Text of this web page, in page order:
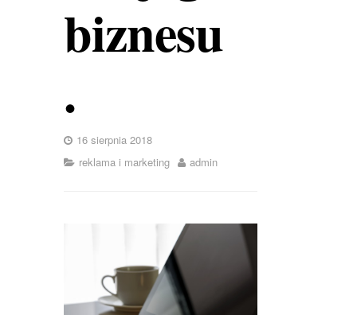
biznesu
.
16 sierpnia 2018
reklama i marketing
admin